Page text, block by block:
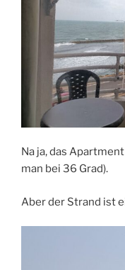
Na ja, das
man bei 36 Grad).
Aber der Strand ist